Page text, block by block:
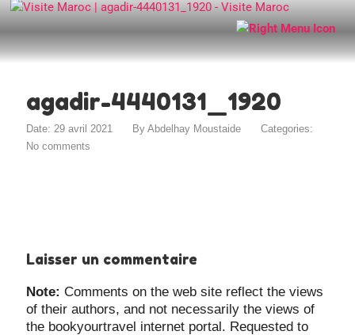
agadir-4440131_1920
Date: 29 avril 2021 ByAbdelhay Moustaide
Categories:
No comments
Laisser un commentaire
Note: Comments on the web site reflect the views
of their authors, and not necessarily the views of
the bookyourtravel internet portal. Requested to